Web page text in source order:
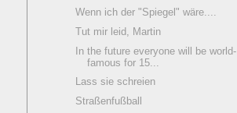
Wenn ich der "Spiegel" wäre....
Tut mir leid, Martin
In the future everyone will be world-
famous for 15...
Lass sie schreien
Straßenfußball